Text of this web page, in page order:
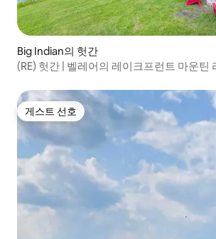
Big Indian의 헛간
(RE) 헛간 | 벨레어의 레이크프런트 마운틴
게스트 선호
게스트 선호